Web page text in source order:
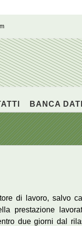
BANCA DATI
di lavoro, salvo
prestazione
due giorni dal